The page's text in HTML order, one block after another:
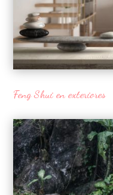
Feng Shui en exteriores